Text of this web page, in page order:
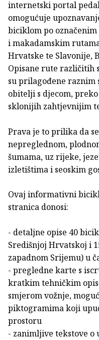
internetski portal
omogućuje
biciklom po
i makadamskim
Hrvatske te Slavonije,
Opisane rute različitih
su prilagođene raznim
obitelji s djecom,
sklonijih zahtjevnijim
Prava je to prilika da
nepreglednom,
šumama, uz rijeke,
izletištima i seoskim
Ovaj informativni
stranica donosi:
- detaljne opise 40
Središnjoj Hrvatskoj i
zapadnom Srijemu) u
- pregledne karte s
kratkim tehničkim
smjerom vožnje,
piktogramima koji
prostoru
- zanimljive tekstove